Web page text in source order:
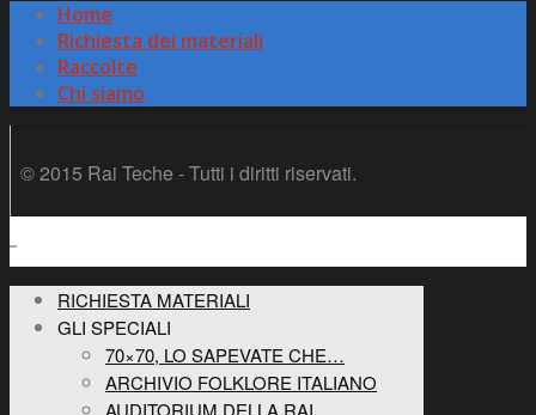
Home
Richiesta dei materiali
Raccolte
Chi siamo
© 2015 Rai Teche - Tutti i diritti riservati.
RICHIESTA MATERIALI
GLI SPECIALI
70×70, LO SAPEVATE CHE…
ARCHIVIO FOLKLORE ITALIANO
AUDITORIUM DELLA RAI